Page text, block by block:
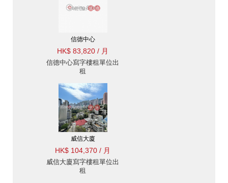
信德中心
HK$ 83,820 / 月
信德中心寫字樓租單位出
租
威信大廈
HK$ 104,370 / 月
威信大廈寫字樓租單位出
租